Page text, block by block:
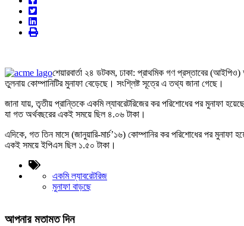
শেয়ারবার্তা ২৪ ডটকম, ঢাকা: প্রাথমিক গণ প্রস্তাবের
তুলনায় কোম্পানিটির মুনাফা বেড়েছে। সংশ্লিষ্ট সূত্রে এ তথ্য জানা গেছে।
জানা যায়, তৃতীয় প্রান্তিকে একমি ল্যাবরেটরিজের কর পরিশোধের পর মুনাফা
যা গত অর্থবছরের একই সময়ে ছিল ৪.০৬ টাকা।
এদিকে, গত তিন মাসে (জানুয়ারি-মার্চ’১৬) কোম্পানির কর পরিশোধের পর
একই সময়ে ইপিএস ছিল ১.৫০ টাকা।
একমি ল্যাবরেটরিজ
মুনাফা বাড়ছে
আপনার মতামত দিন